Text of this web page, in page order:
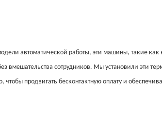
автоматической работы, эти машины, такие как
вмешательства сотрудников. Мы установили эти
продвигать бесконтактную оплату и